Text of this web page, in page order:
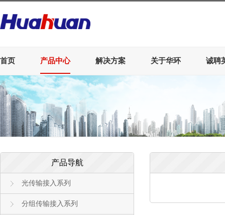
首页 产品中心 解决方案 关于华环 诚聘
产品导航
光传输接入系列
分组传输接入系列